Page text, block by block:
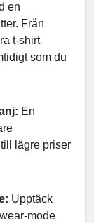
en
Från
t-shirt
som du
En
lägre priser
Upptäck
mode